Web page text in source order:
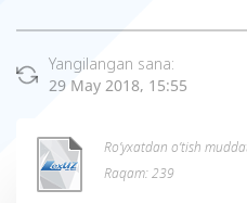
Yangilangan sana:
29 May 2018, 15:55
Ro’yxatdan o’tish
Raqam: 239